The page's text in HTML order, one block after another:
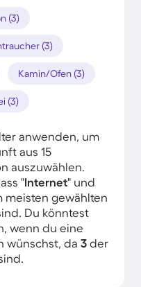
(3)
(3)
Kamin/Ofen (3)
(3)
anwenden, um
aus 15
auszuwählen.
"Internet" und
meisten gewählten
Du könntest
wenn du eine
wünschst, da 3 der